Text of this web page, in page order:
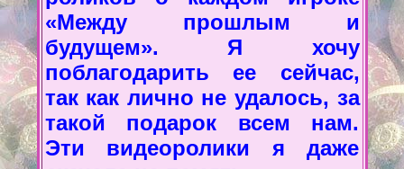
«Между прошлым и
будущем». Я хочу
поблагодарить ее сейчас,
так как лично не удалось, за
такой подарок всем нам.
Эти видеоролики я даже